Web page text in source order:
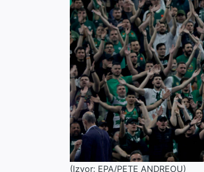
(Izvor: EPA/PETE ANDREOU)